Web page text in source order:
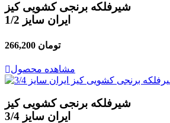
شیرفلکه برنجی کشویی کیز
ایران سایز 1/2
266,200 تومان
مشاهده محصول
شیرفلکه برنجی کشویی کیز
ایران سایز 3/4